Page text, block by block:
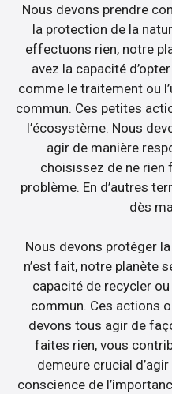
Nous devons prendre
la protection de la
effectuons rien, notre
avez la capacité
comme le traitement ou
commun. Ces petites
l’écosystème. Nous
agir de manière
choisissez de ne rien
problème. En d’autres
dès
Nous devons protéger
n’est fait, notre planète
capacité de recycler
commun. Ces actions
devons tous agir de
faites rien, vous
demeure crucial
conscience de